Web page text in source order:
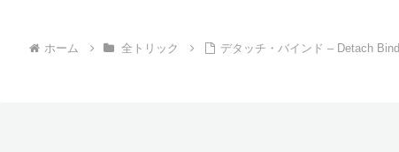
ホーム 全トリック デタッチ・バインド – Detach Bind